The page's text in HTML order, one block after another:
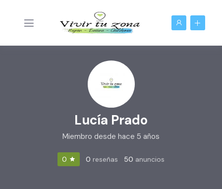
Lucía Prado
Miembro desde hace 5 años
0 0 reseñas 50 anuncios